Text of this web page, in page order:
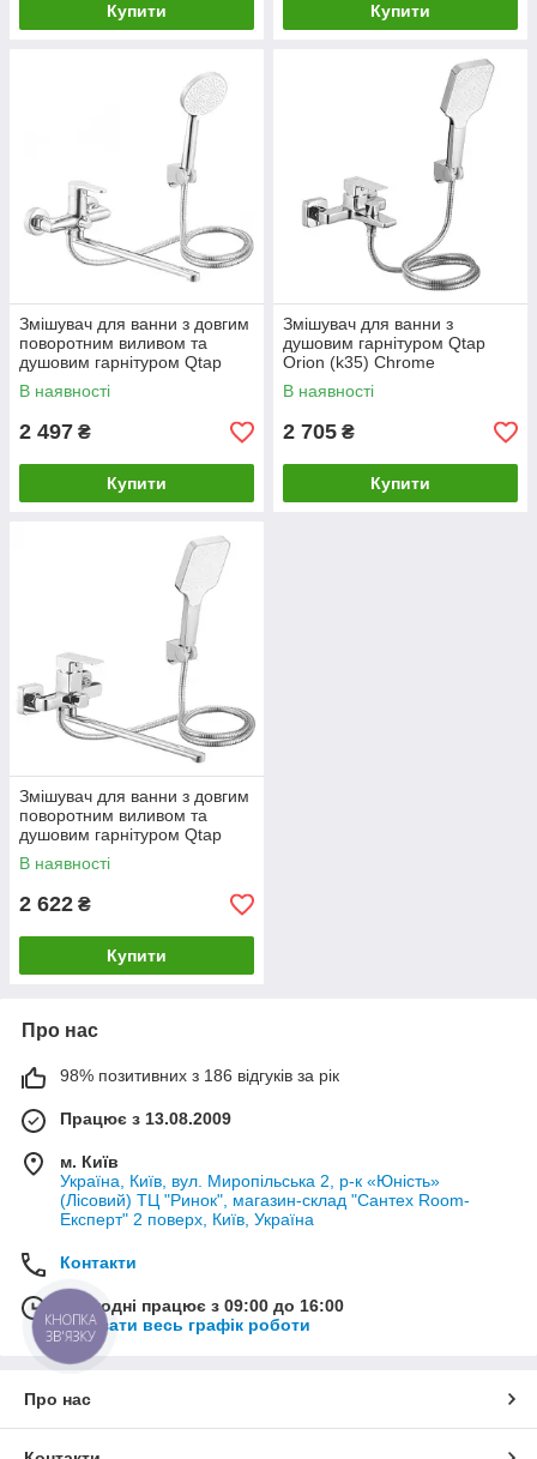
Купити Купити
Змішувач для ванни з довгим
поворотним виливом та
душовим гарнітуром Qtap
Astra (k35) Chrome
QTAST260CRM49716
В наявності
2 497 ₴
Купити
Змішувач для ванни з
душовим гарнітуром Qtap
Orion (k35) Chrome
QTORI259CRM49709
В наявності
2 705 ₴
Купити
Змішувач для ванни з довгим
поворотним виливом та
душовим гарнітуром Qtap
Orion (k35) Chrome
QTORI260CRM49710
В наявності
2 622 ₴
Купити
Про нас
98% позитивних з 186 відгуків за рік
Працює з 13.08.2009
м. Київ
Україна, Київ, вул. Миропільська 2, р-к «Юність»
(Лісовий) ТЦ "Ринок", магазин-склад "Сантех Room-
Експерт" 2 поверх, Київ, Україна
Контакти
Сьогодні працює з 09:00 до 16:00
Показати весь графік роботи
Про нас
КНОПКА
ЗВ'ЯЗКУ